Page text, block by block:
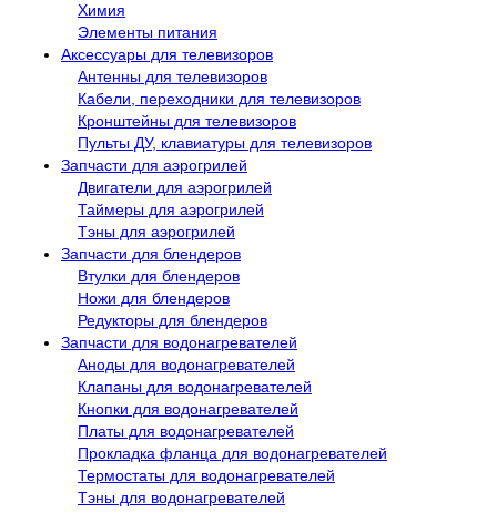
Химия
Элементы питания
Аксессуары для телевизоров
Антенны для телевизоров
Кабели, переходники для телевизоров
Кронштейны для телевизоров
Пульты ДУ, клавиатуры для телевизоров
Запчасти для аэрогрилей
Двигатели для аэрогрилей
Таймеры для аэрогрилей
Тэны для аэрогрилей
Запчасти для блендеров
Втулки для блендеров
Ножи для блендеров
Редукторы для блендеров
Запчасти для водонагревателей
Аноды для водонагревателей
Клапаны для водонагревателей
Кнопки для водонагревателей
Платы для водонагревателей
Прокладка фланца для водонагревателей
Термостаты для водонагревателей
Тэны для водонагревателей